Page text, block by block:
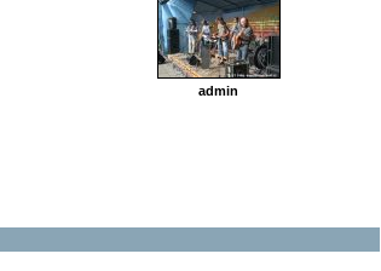
admin